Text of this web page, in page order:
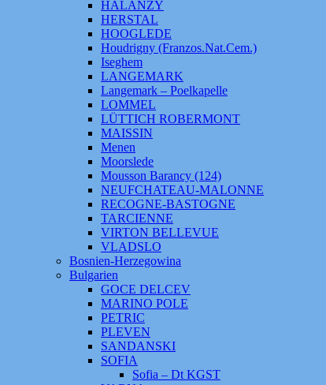
HALANZY
HERSTAL
HOOGLEDE
Houdrigny (Franzos.Nat.Cem.)
Iseghem
LANGEMARK
Langemark – Poelkapelle
LOMMEL
LÜTTICH ROBERMONT
MAISSIN
Menen
Moorslede
Mousson Barancy (124)
NEUFCHATEAU-MALONNE
RECOGNE-BASTOGNE
TARCIENNE
VIRTON BELLEVUE
VLADSLO
Bosnien-Herzegowina
Bulgarien
GOCE DELCEV
MARINO POLE
PETRIC
PLEVEN
SANDANSKI
SOFIA
Sofia – Dt KGST